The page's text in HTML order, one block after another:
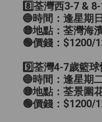
8️⃣荃灣西3-7 &
🔵時間：逢星期
🟡地點：荃灣海
🟢價錢：$1200/
9️⃣荃灣4-7歲籃
🔵時間：逢星期
🟡地點：荃景圍
🟢價錢：$1200/